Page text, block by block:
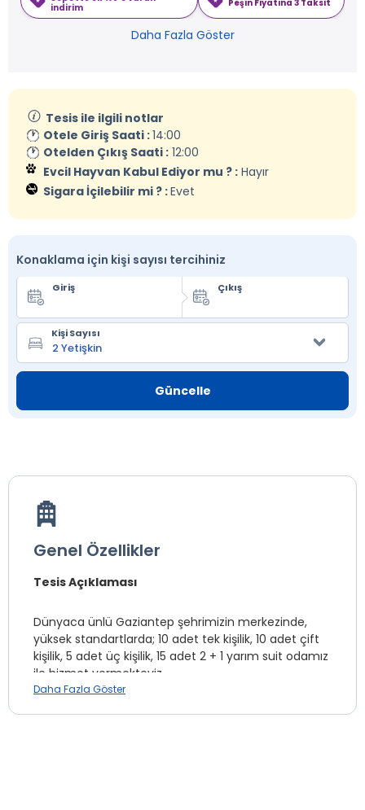
indirim
Peşin Fiyatına 3 Taksit
Daha Fazla Göster
Tesis ile ilgili notlar
Otele Giriş Saati :14:00
Otelden Çıkış Saati : 12:00
Evcil Hayvan Kabul Ediyor mu ? : Hayır
Sigara İçilebilir mi ? :Evet
Konaklama için kişi sayısı tercihiniz
Giriş Çıkış
Kişi Sayısı
Güncelle
Genel Özellikler
Tesis Açıklaması
Dünyaca ünlü Gaziantep şehrimizin merkezinde,
yüksek standartlarda; 10 adet tek kişilik, 10 adet çift
kişilik, 5 adet üç kişilik, 15 adet 2 + 1 yarım suit odamız
ile hizmet vermekteyiz.
Otelimizde gelen misafirlerimizin rahat, güvenli ve
Daha Fazla Göster